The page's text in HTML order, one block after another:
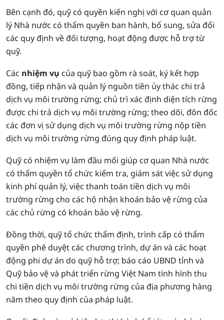
Bên cạnh đó, quỹ có quyền kiến nghị với cơ quan quản
lý Nhà nước có thẩm quyền ban hành, bổ sung, sửa đổi
các quy định về đối tượng, hoạt động được hỗ trợ từ
quỹ.
Các nhiệm vụ của quỹ bao gồm rà soát, ký kết hợp
đồng, tiếp nhận và quản lý nguồn tiền ủy thác chi trả
dịch vụ môi trường rừng; chủ trì xác định diện tích rừng
được chi trả dịch vụ môi trường rừng; theo dõi, đôn đốc
các đơn vị sử dụng dịch vụ môi trường rừng nộp tiền
dịch vụ môi trường rừng đúng quy định pháp luật.
Quỹ có nhiệm vụ làm đầu mối giúp cơ quan Nhà nước
có thẩm quyền tổ chức kiểm tra, giám sát việc sử dụng
kinh phí quản lý, việc thanh toán tiền dịch vụ môi
trường rừng cho các hộ nhận khoán bảo vệ rừng của
các chủ rừng có khoán bảo vệ rừng.
Đồng thời, quỹ tổ chức thẩm định, trình cấp có thẩm
quyền phê duyệt các chương trình, dự án và các hoạt
động phi dự án do quỹ hỗ trợ; báo cáo UBND tỉnh và
Quỹ bảo vệ và phát triển rừng Việt Nam tình hình thu
chi tiền dịch vụ môi trường rừng của địa phương hàng
năm theo quy định của pháp luật.